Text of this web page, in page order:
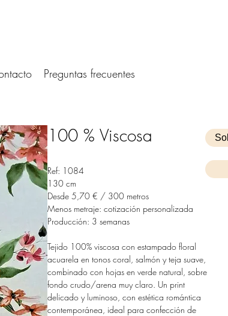
Preguntas frecuentes
100 % Viscosa
Ref: 1084
130 cm
Desde 5,70 € / 300 metros
Menos metraje: cotización personalizada
Producción: 3 semanas
Tejido 100% viscosa con estampado floral
acuarela en tonos coral, salmón y teja suave,
combinado con hojas en verde natural, sobre
fondo crudo/arena muy claro. Un print
delicado y luminoso, con estética romántica
contemporánea, ideal para confección de